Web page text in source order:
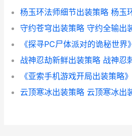
守约苍穹出装策略 守约全输出
《探寻PC尸体派对的诡秘世界》
战神忍劫新鲜出装策略 战神忍
《亚索手机游戏开局出装策略
云顶寒冰出装策略 云顶寒冰出